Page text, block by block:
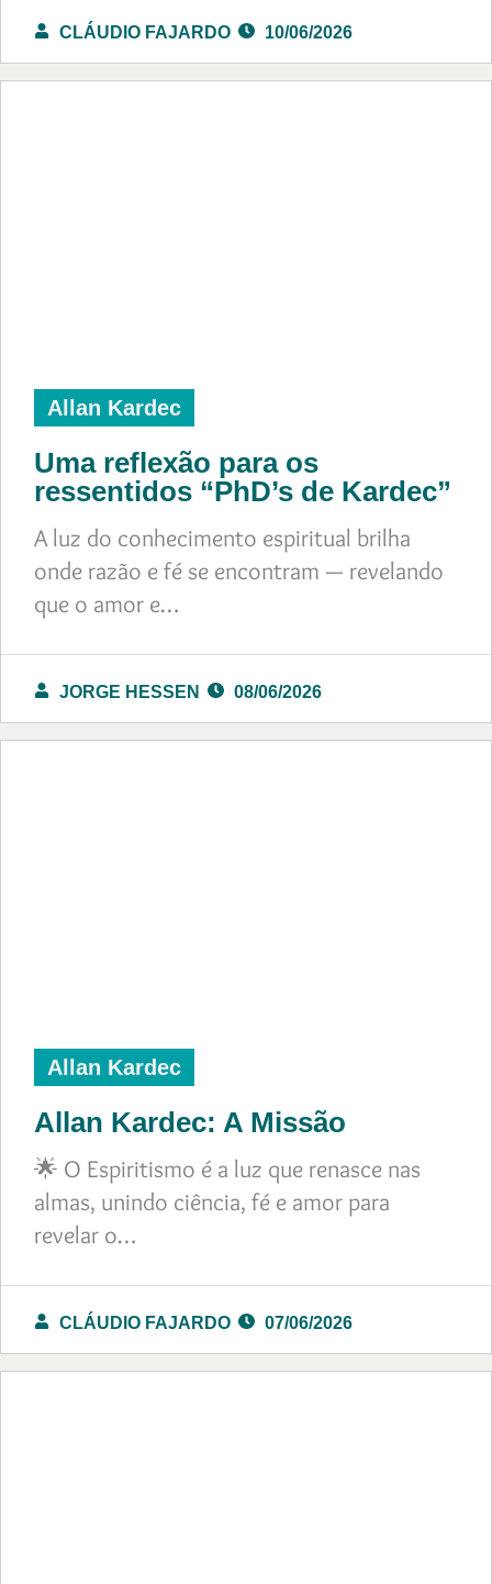
CLÁUDIO FAJARDO 10/06/2026
Allan Kardec
Uma reflexão para os
ressentidos “PhD’s de Kardec”
A luz do conhecimento espiritual brilha
onde razão e fé se encontram — revelando
que o amor e…
JORGE HESSEN 08/06/2026
Allan Kardec
Allan Kardec: A Missão
🌟 O Espiritismo é a luz que renasce nas
almas, unindo ciência, fé e amor para
revelar o…
CLÁUDIO FAJARDO 07/06/2026